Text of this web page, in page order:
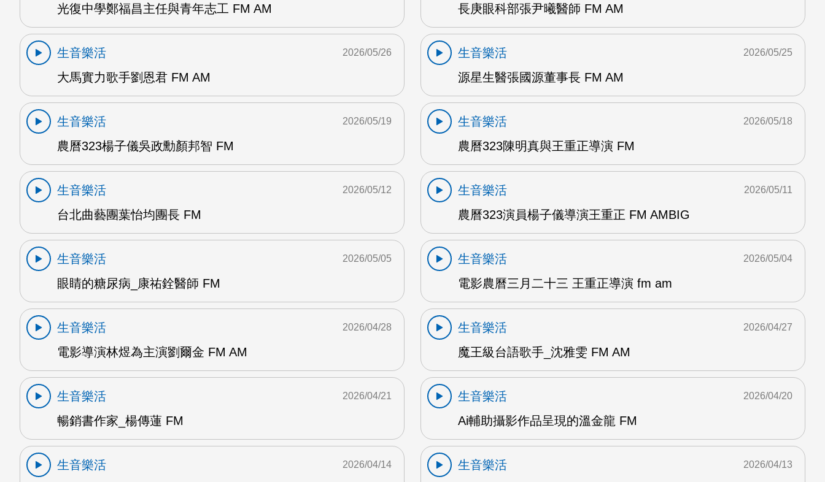
光復中學鄭福昌主任與青年志工 FM AM
長庚眼科部張尹曦醫師 FM AM
生音樂活
大馬實力歌手劉恩君 FM AM
2026/05/26
生音樂活
源星生醫張國源董事長 FM AM
2026/05/25
生音樂活
農曆323楊子儀吳政勳顏邦智 FM
2026/05/19
生音樂活
農曆323陳明真與王重正導演 FM
2026/05/18
生音樂活
台北曲藝團葉怡均團長 FM
2026/05/12
生音樂活
農曆323演員楊子儀導演王重正 FM AMBIG
2026/05/11
生音樂活
眼睛的糖尿病_康祐銓醫師 FM
2026/05/05
生音樂活
電影農曆三月二十三 王重正導演 fm am
2026/05/04
生音樂活
電影導演林煜為主演劉爾金 FM AM
2026/04/28
生音樂活
魔王級台語歌手_沈雅雯 FM AM
2026/04/27
生音樂活
暢銷書作家_楊傳蓮 FM
2026/04/21
生音樂活
Ai輔助攝影作品呈現的溫金龍 FM
2026/04/20
生音樂活
2026/04/14
生音樂活
2026/04/13